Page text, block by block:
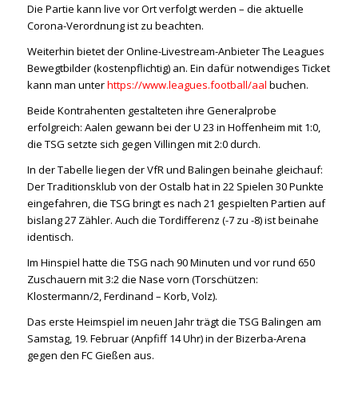
Die Partie kann live vor Ort verfolgt werden – die aktuelle
Corona-Verordnung ist zu beachten.
Weiterhin bietet der Online-Livestream-Anbieter The Leagues
Bewegtbilder (kostenpflichtig) an. Ein dafür notwendiges Ticket
kann man unterhttps://www.leagues.football/aal buchen.
Beide Kontrahenten gestalteten ihre Generalprobe
erfolgreich: Aalen gewann bei der U 23 in Hoffenheim mit 1:0,
die TSG setzte sich gegen Villingen mit 2:0 durch.
In der Tabelle liegen der VfR und Balingen beinahe gleichauf:
Der Traditionsklub von der Ostalb hat in 22 Spielen 30 Punkte
eingefahren, die TSG bringt es nach 21 gespielten Partien auf
bislang 27 Zähler. Auch die Tordifferenz (-7 zu -8) ist beinahe
identisch.
Im Hinspiel hatte die TSG nach 90 Minuten und vor rund 650
Zuschauern mit 3:2 die Nase vorn (Torschützen:
Klostermann/2, Ferdinand – Korb, Volz).
Das erste Heimspiel im neuen Jahr trägt die TSG Balingen am
Samstag, 19. Februar (Anpfiff 14 Uhr) in der Bizerba-Arena
gegen den FC Gießen aus.